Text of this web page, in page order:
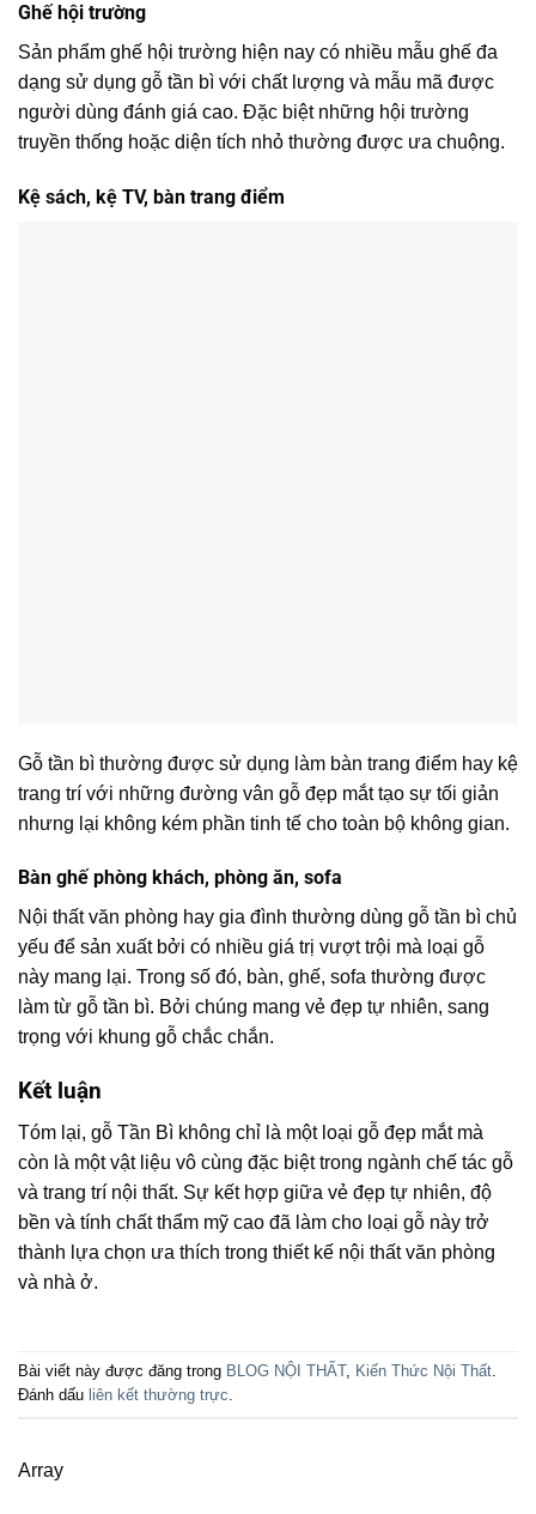
Ghế hội trường
Sản phẩm ghế hội trường hiện nay có nhiều mẫu ghế đa
dạng sử dụng gỗ tần bì với chất lượng và mẫu mã được
người dùng đánh giá cao. Đặc biệt những hội trường
truyền thống hoặc diện tích nhỏ thường được ưa chuộng.
Kệ sách, kệ TV, bàn trang điểm
Gỗ tần bì thường được sử dụng làm bàn trang điểm hay kệ
trang trí với những đường vân gỗ đẹp mắt tạo sự tối giản
nhưng lại không kém phần tinh tế cho toàn bộ không gian.
Bàn ghế phòng khách, phòng ăn, sofa
Nội thất văn phòng hay gia đình thường dùng gỗ tần bì chủ
yếu để sản xuất bởi có nhiều giá trị vượt trội mà loại gỗ
này mang lại. Trong số đó, bàn, ghế, sofa thường được
làm từ gỗ tần bì. Bởi chúng mang vẻ đẹp tự nhiên, sang
trọng với khung gỗ chắc chắn.
Kết luận
Tóm lại, gỗ Tần Bì không chỉ là một loại gỗ đẹp mắt mà
còn là một vật liệu vô cùng đặc biệt trong ngành chế tác gỗ
và trang trí nội thất. Sự kết hợp giữa vẻ đẹp tự nhiên, độ
bền và tính chất thẩm mỹ cao đã làm cho loại gỗ này trở
thành lựa chọn ưa thích trong thiết kế nội thất văn phòng
và nhà ở.
Bài viết này được đăng trong BLOG NỘI THẤT, Kiến Thức Nội Thất.
Đánh dấu liên kết thường trực.
Array